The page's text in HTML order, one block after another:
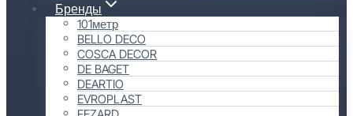
Бренды
101метр
BELLO DECO
COSCA DECOR
DE BAGET
DEARTIO
EVROPLAST